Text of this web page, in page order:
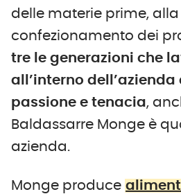
delle materie prime, alla
confezionamento dei
tre le generazioni che
all’interno
passione e tenacia,
Baldassarre Monge è
azienda.
Monge produce